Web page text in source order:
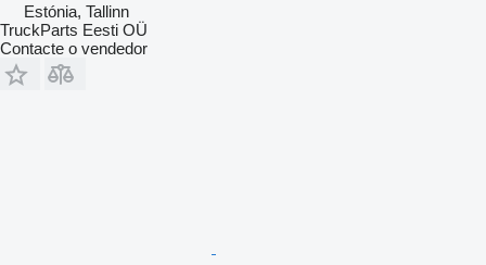
Estónia, Tallinn
TruckParts Eesti OÜ
Contacte o vendedor